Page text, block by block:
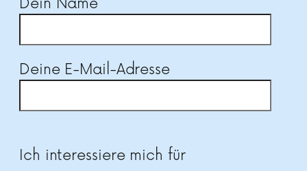
Dein Name
Deine E-Mail-Adresse
Ich interessiere mich für